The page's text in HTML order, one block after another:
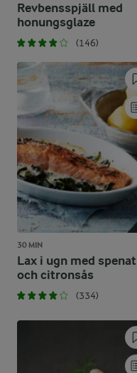
Revbensspjäll med
honungsglaze
(146)
30 MIN
Lax i ugn med spenat
och citronsås
(334)